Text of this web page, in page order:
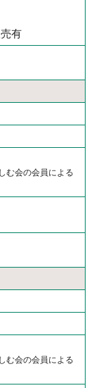
有
む会の会員による
む会の会員による